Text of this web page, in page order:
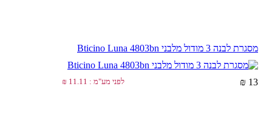
מסגרת לבנה 3 מודול מלבני Bticino Luna 4803bn
לפני מע"מ : 11.11 ₪ 13 ₪